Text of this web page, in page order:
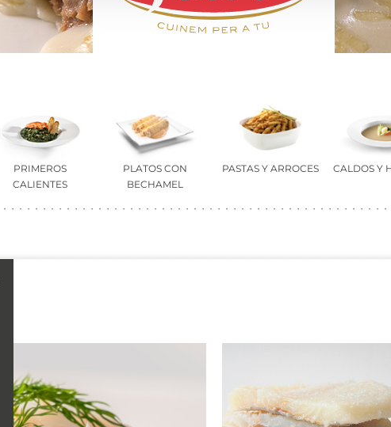
PRIMEROS
CALIENTES
PLATOS CON
BECHAMEL
PASTAS Y ARROCES CALDOS Y